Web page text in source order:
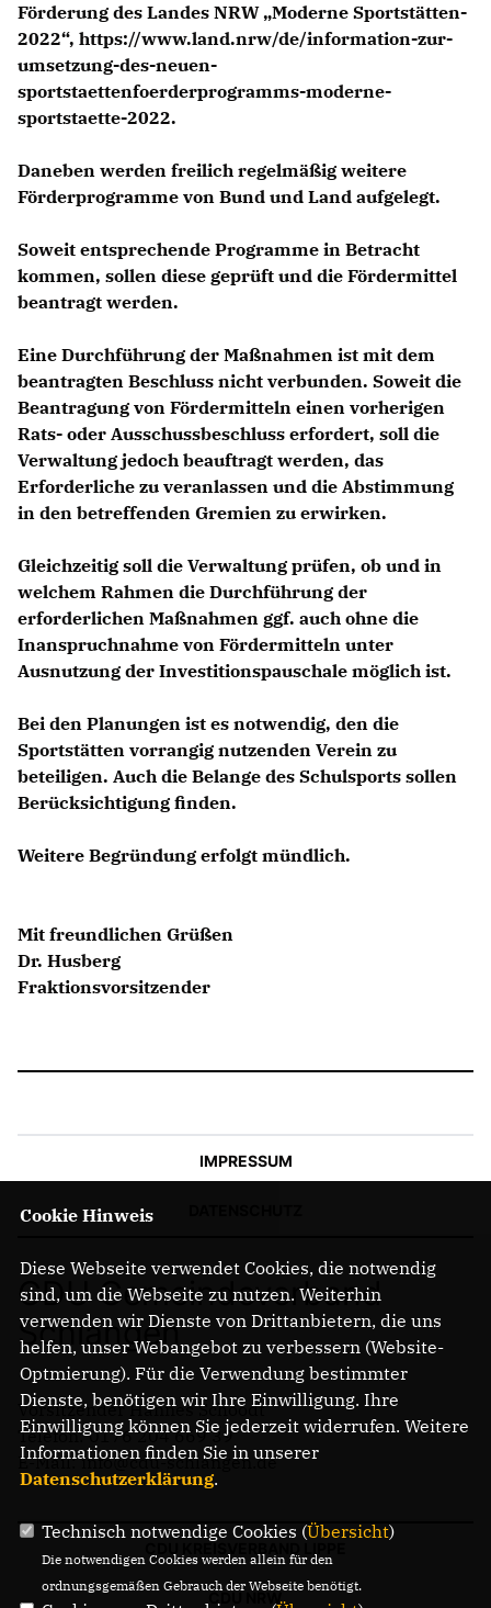
Förderung des Landes NRW „Moderne Sportstätten-
2022“, https://www.land.nrw/de/information-zur-
umsetzung-des-neuen-
sportstaettenfoerderprogramms-moderne-
sportstaette-2022.
Daneben werden freilich regelmäßig weitere
Förderprogramme von Bund und Land aufgelegt.
Soweit entsprechende Programme in Betracht
kommen, sollen diese geprüft und die Fördermittel
beantragt werden.
Eine Durchführung der Maßnahmen ist mit dem
beantragten Beschluss nicht verbunden. Soweit die
Beantragung von Fördermitteln einen vorherigen
Rats- oder Ausschussbeschluss erfordert, soll die
Verwaltung jedoch beauftragt werden, das
Erforderliche zu veranlassen und die Abstimmung
in den betreffenden Gremien zu erwirken.
Gleichzeitig soll die Verwaltung prüfen, ob und in
welchem Rahmen die Durchführung der
erforderlichen Maßnahmen ggf. auch ohne die
Inanspruchnahme von Fördermitteln unter
Ausnutzung der Investitionspauschale möglich ist.
Bei den Planungen ist es notwendig, den die
Sportstätten vorrangig nutzenden Verein zu
beteiligen. Auch die Belange des Schulsports sollen
Berücksichtigung finden.
Weitere Begründung erfolgt mündlich.
Mit freundlichen Grüßen
Dr. Husberg
Fraktionsvorsitzender
IMPRESSUM
CDU Gemeindeverband
Schlangen
Vorsitzender Hannes Schoodt
Telefon: 0176 204 669 39
E-Mail: info@cdu-schlangen.de
CDU NRW
Cookie Hinweis
Diese Webseite verwendet Cookies, die notwendig
sind, um die Webseite zu nutzen. Weiterhin
verwenden wir Dienste von Drittanbietern, die uns
helfen, unser Webangebot zu verbessern (Website-
Optmierung). Für die Verwendung bestimmter
Dienste, benötigen wir Ihre Einwilligung. Ihre
Einwilligung können Sie jederzeit widerrufen. Weitere
Informationen finden Sie in unserer
Datenschutzerklärung.
Technisch notwendige Cookies (Übersicht)
Die notwendigen Cookies werden allein für den
ordnungsgemäßen Gebrauch der Webseite benötigt.